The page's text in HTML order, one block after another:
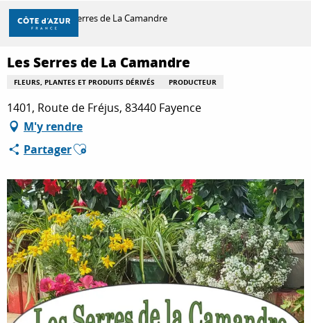
Aller
contenu
principal
DÉCOUVRIR
À FAIRE
SÉJOURNER
Accueil Les Serres de La Camandre
Les Serres de La Camandre
FLEURS, PLANTES ET PRODUITS DÉRIVÉS PRODUCTEUR
1401, Route de Fréjus, 83440 Fayence
M'y rendre
PartagerAjouter aux favoris